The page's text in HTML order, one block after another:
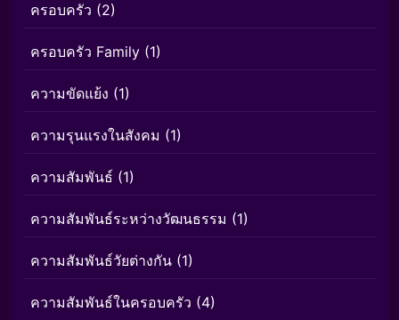
ครอบครัว (2)
ครอบครัว Family (1)
ความขัดแย้ง (1)
ความรุนแรงในสังคม (1)
ความสัมพันธ์ (1)
ความสัมพันธ์ระหว่างวัฒนธรรม (1)
ความสัมพันธ์วัยต่างกัน (1)
ความสัมพันธ์ในครอบครัว (4)